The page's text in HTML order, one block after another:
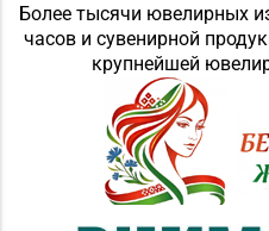
Более тысячи ювелирных
часов и сувенирной
крупнейшей